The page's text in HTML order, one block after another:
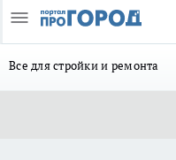
Все для стройки и ремонта